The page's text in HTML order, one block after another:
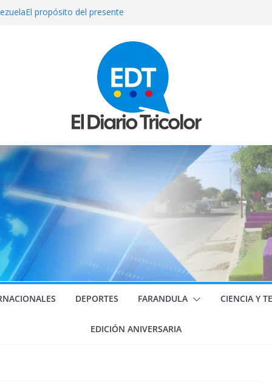
propósito del presente
detenido en Perú tras muerte de
perder el control de su moto
varios estados por el paso de
DEPORTES FARANDULA CIENCIA Y
EDICIÓN ANIVERSARIA